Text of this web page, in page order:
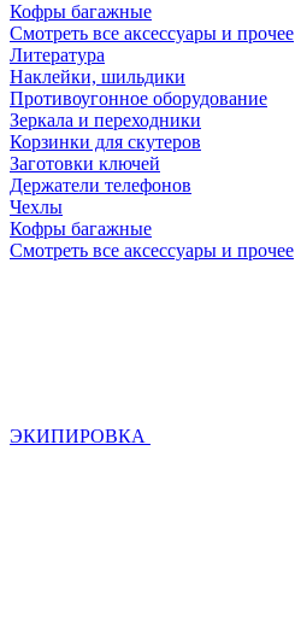
Кофры багажные
Смотреть все аксессуары и прочее
Литература
Наклейки, шильдики
Противоугонное оборудование
Зеркала и переходники
Корзинки для скутеров
Заготовки ключей
Держатели телефонов
Чехлы
Кофры багажные
Смотреть все аксессуары и прочее
ЭКИПИРОВКА